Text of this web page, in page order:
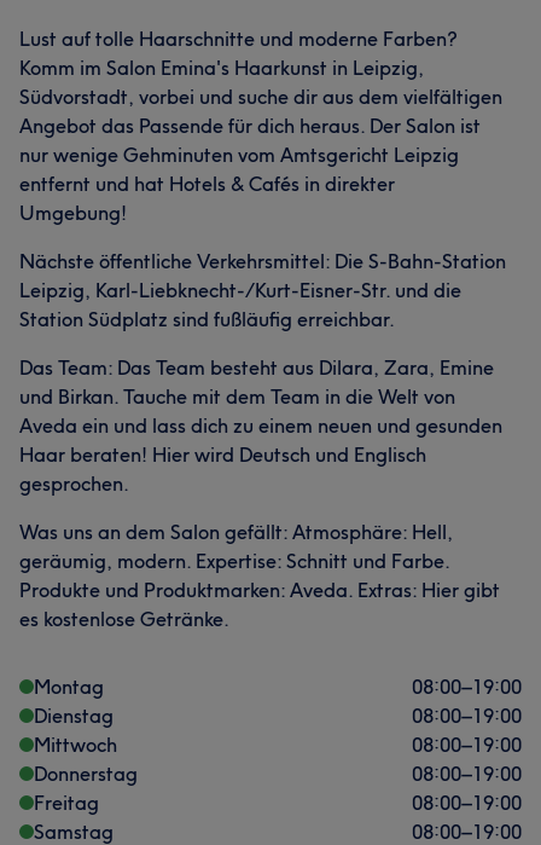
Lust auf tolle Haarschnitte und moderne Farben?
Komm im Salon Emina's Haarkunst in Leipzig,
Südvorstadt, vorbei und suche dir aus dem vielfältigen
Angebot das Passende für dich heraus. Der Salon ist
nur wenige Gehminuten vom Amtsgericht Leipzig
entfernt und hat Hotels & Cafés in direkter
Umgebung!
Nächste öffentliche Verkehrsmittel: Die S-Bahn-Station
Leipzig, Karl-Liebknecht-/Kurt-Eisner-Str. und die
Station Südplatz sind fußläufig erreichbar.
Das Team: Das Team besteht aus Dilara, Zara, Emine
und Birkan. Tauche mit dem Team in die Welt von
Aveda ein und lass dich zu einem neuen und gesunden
Haar beraten! Hier wird Deutsch und Englisch
gesprochen.
Was uns an dem Salon gefällt: Atmosphäre: Hell,
geräumig, modern. Expertise: Schnitt und Farbe.
Produkte und Produktmarken: Aveda. Extras: Hier gibt
es kostenlose Getränke.
Montag 08:00–19:00
Dienstag
08:00–19:00
Mittwoch
08:00–19:00
Donnerstag
08:00–19:00
Freitag
08:00–19:00
Samstag
08:00–19:00